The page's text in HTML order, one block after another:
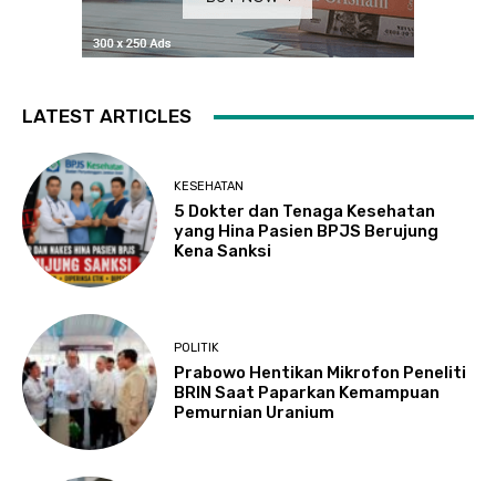
LATEST ARTICLES
KESEHATAN
5 Dokter dan Tenaga Kesehatan
yang Hina Pasien BPJS Berujung
Kena Sanksi
POLITIK
Prabowo Hentikan Mikrofon Peneliti
BRIN Saat Paparkan Kemampuan
Pemurnian Uranium